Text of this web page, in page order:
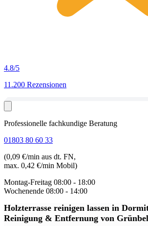
4.8/5
11.200 Rezensionen
Professionelle fachkundige Beratung
01803 80 60 33
(0,09 €/min aus dt. FN,
max. 0,42 €/min Mobil)
Montag-Freitag 08:00 - 18:00
Wochenende 08:00 - 14:00
Holzterrasse reinigen lassen in
Reinigung & Entfernung von